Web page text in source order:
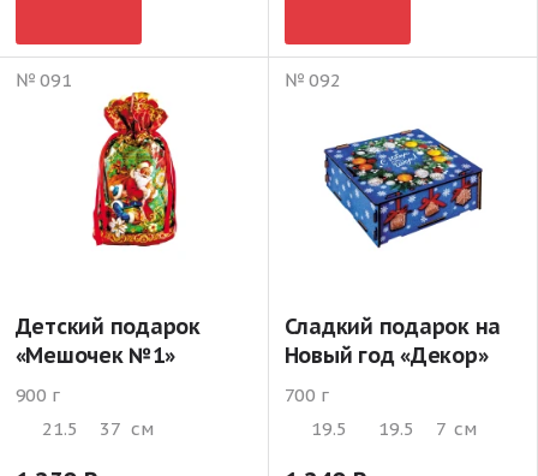
№ 091
Детский подарок
«Мешочек №1»
900 г
21.5
37 см
№ 092
Сладкий подарок на
Новый год «Декор»
700 г
19.5
19.5 7 см